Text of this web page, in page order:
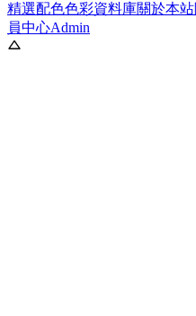
精選配色色彩資料庫關於本站
員中心Admin